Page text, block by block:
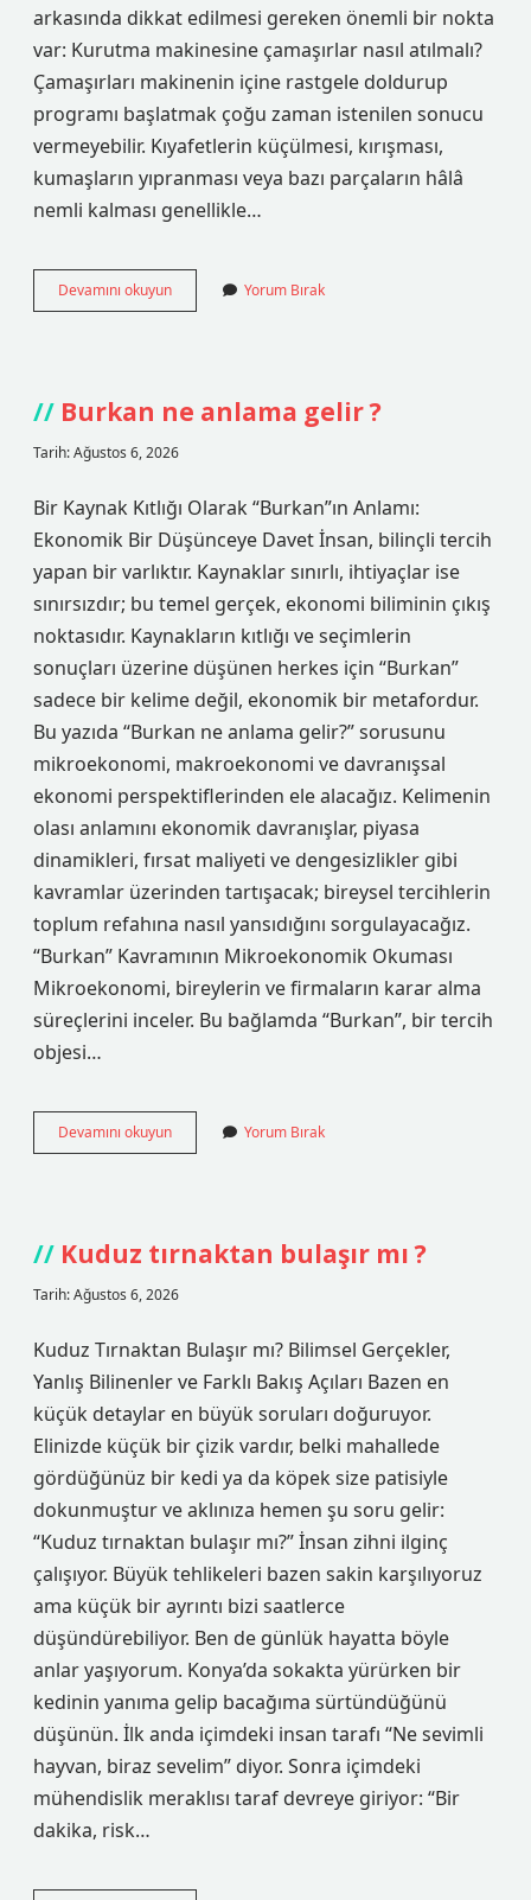
arkasında dikkat edilmesi gereken önemli bir nokta
var: Kurutma makinesine çamaşırlar nasıl atılmalı?
Çamaşırları makinenin içine rastgele doldurup
programı başlatmak çoğu zaman istenilen sonucu
vermeyebilir. Kıyafetlerin küçülmesi, kırışması,
kumaşların yıpranması veya bazı parçaların hâlâ
nemli kalması genellikle…
Devamını okuyunKurutma
makinesine
Yorum Bırak
Burkan ne anlama gelir ?
Tarih: Ağustos 6, 2026
Bir Kaynak Kıtlığı Olarak “Burkan”ın Anlamı:
Ekonomik Bir Düşünceye Davet İnsan, bilinçli tercih
yapan bir varlıktır. Kaynaklar sınırlı, ihtiyaçlar ise
sınırsızdır; bu temel gerçek, ekonomi biliminin çıkış
noktasıdır. Kaynakların kıtlığı ve seçimlerin
sonuçları üzerine düşünen herkes için “Burkan”
sadece bir kelime değil, ekonomik bir metafordur.
Bu yazıda “Burkan ne anlama gelir?” sorusunu
mikroekonomi, makroekonomi ve davranışsal
ekonomi perspektiflerinden ele alacağız. Kelimenin
olası anlamını ekonomik davranışlar, piyasa
dinamikleri, fırsat maliyeti ve dengesizlikler gibi
kavramlar üzerinden tartışacak; bireysel tercihlerin
toplum refahına nasıl yansıdığını sorgulayacağız.
“Burkan” Kavramının Mikroekonomik Okuması
Mikroekonomi, bireylerin ve firmaların karar alma
süreçlerini inceler. Bu bağlamda “Burkan”, bir tercih
objesi…
Devamını okuyunBurkan
ne
Yorum Bırak
Kuduz tırnaktan bulaşır mı ?
Tarih: Ağustos 6, 2026
Kuduz Tırnaktan Bulaşır mı? Bilimsel Gerçekler,
Yanlış Bilinenler ve Farklı Bakış Açıları Bazen en
küçük detaylar en büyük soruları doğuruyor.
Elinizde küçük bir çizik vardır, belki mahallede
gördüğünüz bir kedi ya da köpek size patisiyle
dokunmuştur ve aklınıza hemen şu soru gelir:
“Kuduz tırnaktan bulaşır mı?” İnsan zihni ilginç
çalışıyor. Büyük tehlikeleri bazen sakin karşılıyoruz
ama küçük bir ayrıntı bizi saatlerce
düşündürebiliyor. Ben de günlük hayatta böyle
anlar yaşıyorum. Konya’da sokakta yürürken bir
kedinin yanıma gelip bacağıma sürtündüğünü
düşünün. İlk anda içimdeki insan tarafı “Ne sevimli
hayvan, biraz sevelim” diyor. Sonra içimdeki
mühendislik meraklısı taraf devreye giriyor: “Bir
dakika, risk…